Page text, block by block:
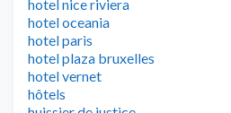
hotel nice riviera
hotel oceania
hotel paris
hotel plaza bruxelles
hotel vernet
hôtels